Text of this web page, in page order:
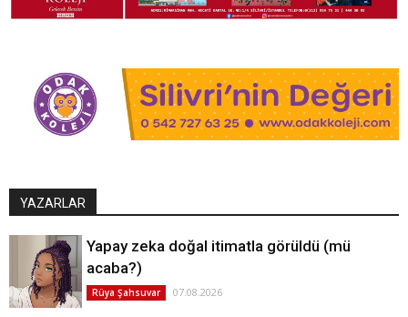
YAZARLAR
Yapay zeka doğal itimatla görüldü (mü
acaba?)
Rüya Şahsuvar 07.08.2026